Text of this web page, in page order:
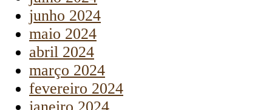
junho 2024
maio 2024
abril 2024
março 2024
fevereiro 2024